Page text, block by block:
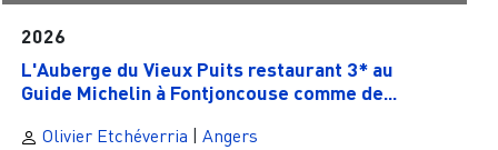
2026
L'Auberge du Vieux Puits restaurant 3* au
Guide Michelin à Fontjoncouse comme de...
Olivier Etchéverria Angers